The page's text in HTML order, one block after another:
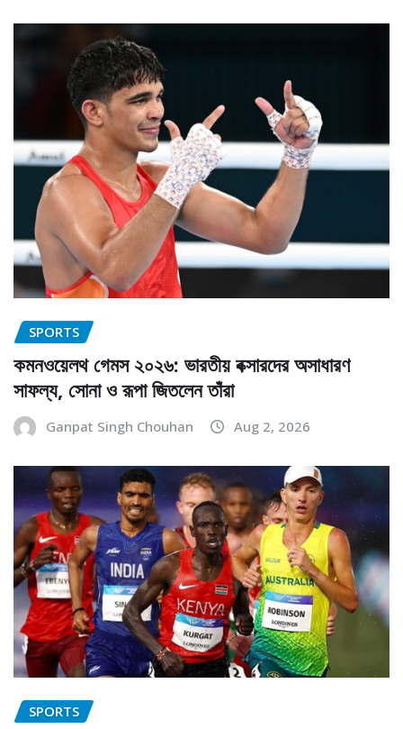
SPORTS
কমনওয়েলথ গেমস ২০২৬: ভারতীয় বক্সারদের অসাধারণ
সাফল্য, সোনা ও রূপা জিতলেন তাঁরা
Ganpat Singh Chouhan Aug 2, 2026
SPORTS